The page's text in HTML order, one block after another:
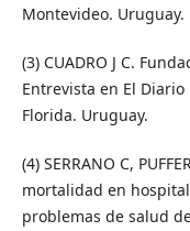
Montevideo. Uruguay.
(3) CUADRO J C.
Entrevista en El Diario
Florida. Uruguay.
(4) SERRANO C,
mortalidad en
problemas de salud